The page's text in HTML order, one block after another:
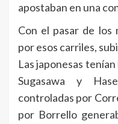
apostaban en una
Con el pasar de
por esos carriles,
Las japonesas
Sugasawa y
controladas por
por Borrello